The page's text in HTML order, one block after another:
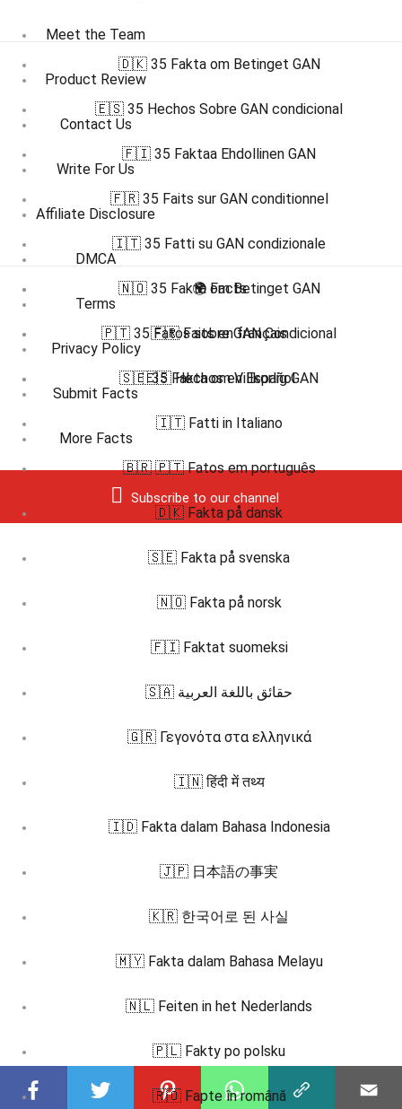
Meet the Team
Product Review
Contact Us
Write For Us
Affiliate Disclosure
DMCA
Terms
Privacy Policy
Submit Facts
More Facts
Subscribe to our channel
🇩🇰 35 Fakta om Betinget GAN
🇪🇸 35 Hechos Sobre GAN condicional
🇫🇮 35 Faktaa Ehdollinen GAN
🇫🇷 35 Faits sur GAN conditionnel
🇮🇹 35 Fatti su GAN condizionale
🇳🇴 35 Fakta om Betinget GAN
🇵🇹 35 Fatos sobre GAN Condicional
🇸🇪 35 Fakta om Villkorlig GAN
🌍 Facts
🇫🇷 Faits en français
🇪🇸 Hechos en Español
🇮🇹 Fatti in Italiano
🇧🇷 🇵🇹 Fatos em português
🇩🇰 Fakta på dansk
🇸🇪 Fakta på svenska
🇳🇴 Fakta på norsk
🇫🇮 Faktat suomeksi
🇸🇦 حقائق باللغة العربية
🇬🇷 Γεγονότα στα ελληνικά
🇮🇳 हिंदी में तथ्य
🇮🇩 Fakta dalam Bahasa Indonesia
🇯🇵 日本語の事実
🇰🇷 한국어로 된 사실
🇲🇾 Fakta dalam Bahasa Melayu
🇳🇱 Feiten in het Nederlands
🇵🇱 Fakty po polsku
🇷🇴 Fapte în română